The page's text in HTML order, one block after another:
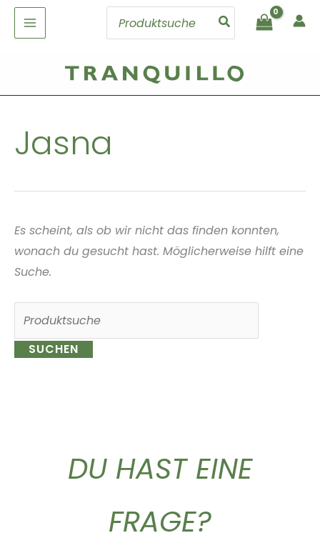
Inhalt
springen
Search
Jasna
Es scheint, als ob wir nicht das finden konnten,
wonach du gesucht hast. Möglicherweise hilft eine
Suche.
Suchen
DU HAST EINE
FRAGE?